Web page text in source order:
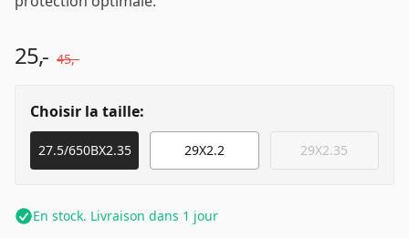
25,- 45,-
Choisir la taille:
27.5/650BX2.35 29X2.2 29X2.35
En stock. Livraison dans 1 jour